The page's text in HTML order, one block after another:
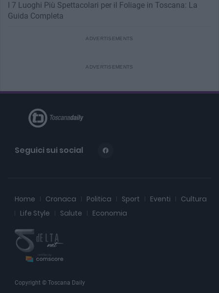
I 7 Luoghi Più Spettacolari per il Foliage in Toscana: La
Guida Completa
Seguici sui social
Home Cronaca Politica Sport Eventi
Cultura
Life Style
Salute Economia
Copyright © Toscana Daily